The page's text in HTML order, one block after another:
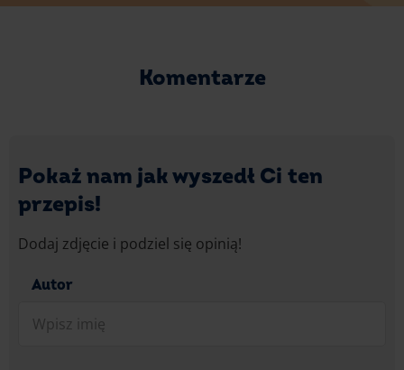
Komentarze
Pokaż nam jak wyszedł Ci ten
przepis!
Dodaj zdjęcie i podziel się opinią!
Autor